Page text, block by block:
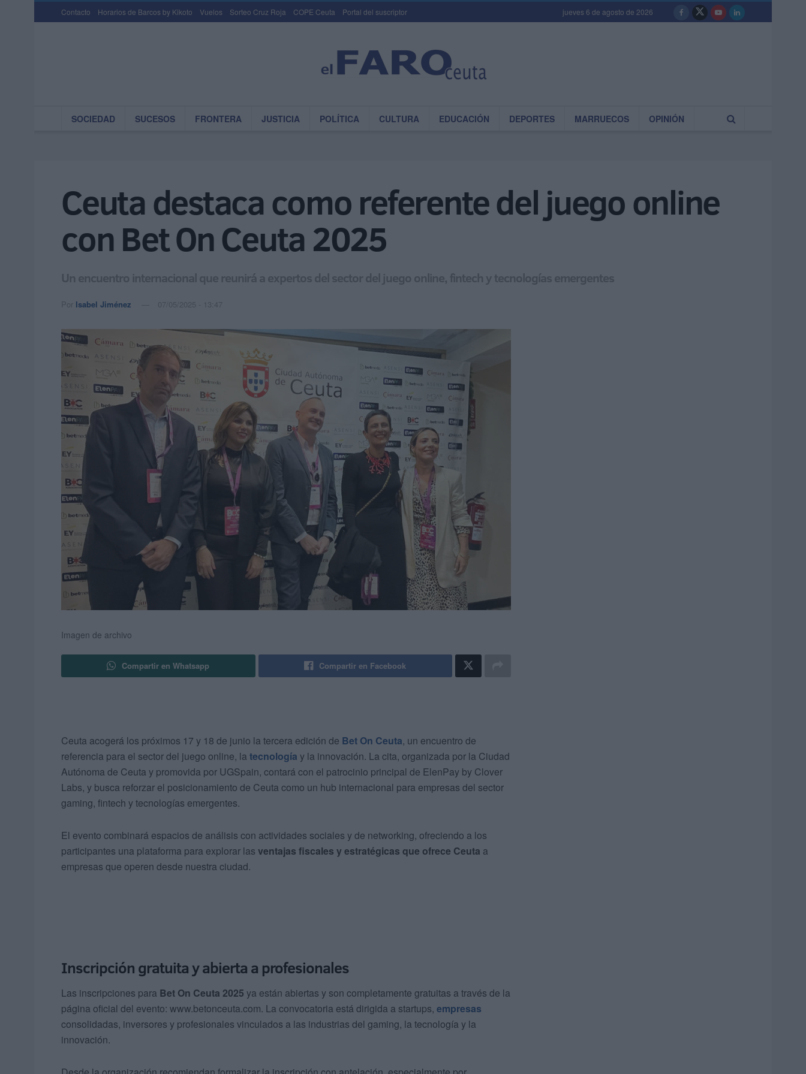
Contacto Horarios de Barcos by Kikoto Vuelos Sorteo Cruz Roja COPE Ceuta Portal del suscriptor jueves 6 de agosto de 2026
SOCIEDAD SUCESOS FRONTERA JUSTICIA POLÍTICA CULTURA EDUCACIÓN DEPORTES MARRUECOS OPINIÓN
Ceuta destaca como referente del juego online
con Bet On Ceuta 2025
Un encuentro internacional que reunirá a expertos del sector del juego online, fintech y tecnologías emergentes
Por Isabel Jiménez 07/05/2025 - 13:47
Imagen de archivo
Compartir en Whatsapp Compartir en Facebook
Ceuta acogerá los próximos 17 y 18 de junio la tercera edición de Bet On Ceuta, un encuentro de
referencia para el sector del juego online, la tecnología y la innovación. La cita, organizada por la Ciudad
Autónoma de Ceuta y promovida por UGSpain, contará con el patrocinio principal de ElenPay by Clover
Labs, y busca reforzar el posicionamiento de Ceuta como un hub internacional para empresas del sector
gaming, fintech y tecnologías emergentes.
El evento combinará espacios de análisis con actividades sociales y de networking, ofreciendo a los
participantes una plataforma para explorar las ventajas fiscales y estratégicas que ofrece Ceuta a
empresas que operen desde nuestra ciudad.
Inscripción gratuita y abierta a profesionales
Las inscripciones para Bet On Ceuta 2025 ya están abiertas y son completamente gratuitas a través de la
página oficial del evento: www.betonceuta.com. La convocatoria está dirigida a startups, empresas
consolidadas, inversores y profesionales vinculados a las industrias del gaming, la tecnología y la
innovación.